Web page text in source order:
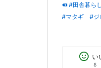
#田舎暮らし
#マタギ
#ジ
い
8